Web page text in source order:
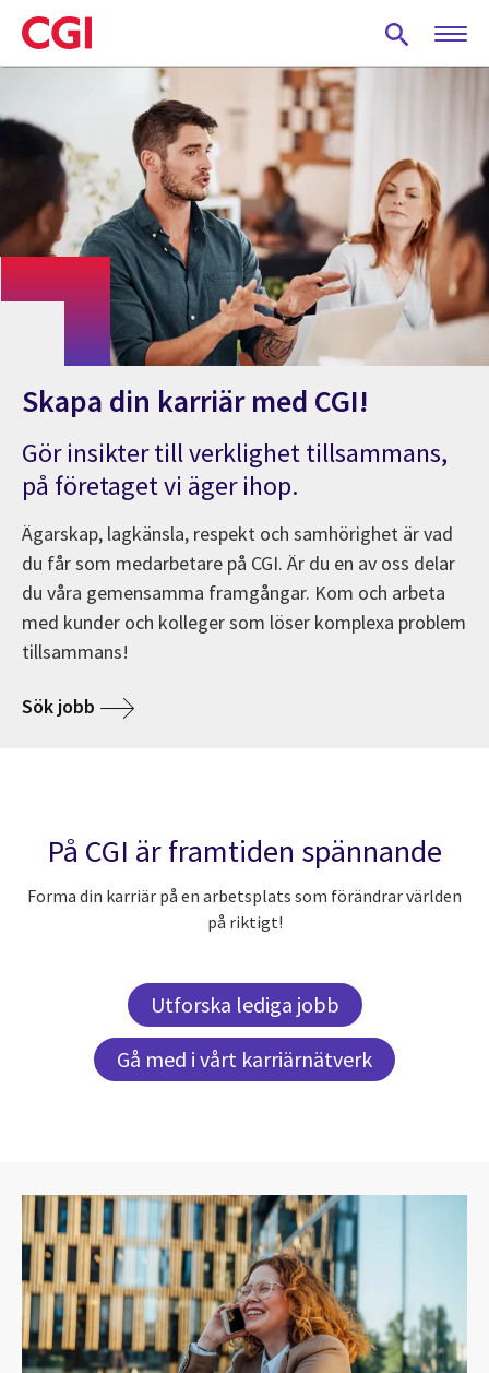
Skip
to
main
Skapa din karriär med CGI!
Gör insikter till verklighet tillsammans,
på företaget vi äger ihop.
Ägarskap, lagkänsla, respekt och samhörighet är vad
du får som medarbetare på CGI. Är du en av oss delar
du våra gemensamma framgångar. Kom och arbeta
med kunder och kolleger som löser komplexa problem
tillsammans!
Sök jobb
På CGI är framtiden spännande
Forma din karriär på en arbetsplats som förändrar världen
på riktigt!
Utforska lediga jobb
Gå med i vårt karriärnätverk